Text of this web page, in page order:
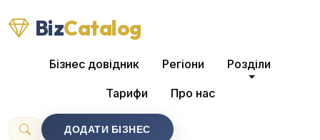
BizCatalog
Бізнес довідник Регіони Розділи
Тарифи Про нас
ДОДАТИ БІЗНЕС